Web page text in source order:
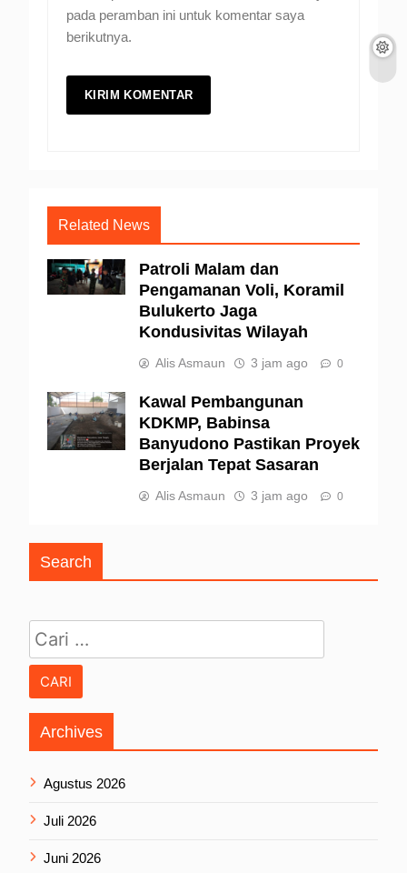
pada peramban ini untuk komentar saya
berikutnya.
Related News
Patroli Malam dan
Pengamanan Voli, Koramil
Bulukerto Jaga
Kondusivitas Wilayah
Alis Asmaun 3 jam ago 0
Kawal Pembangunan
KDKMP, Babinsa
Banyudono Pastikan Proyek
Berjalan Tepat Sasaran
Alis Asmaun 3 jam ago 0
Search
Archives
Agustus 2026
Juli 2026
Juni 2026